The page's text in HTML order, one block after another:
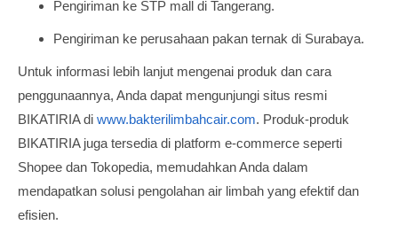
Pengiriman ke STP mall di Tangerang.
Pengiriman ke perusahaan pakan ternak di Surabaya.
Untuk informasi lebih lanjut mengenai produk dan cara
penggunaannya, Anda dapat mengunjungi situs resmi
BIKATIRIA di www.bakterilimbahcair.com. Produk-produk
BIKATIRIA juga tersedia di platform e-commerce seperti
Shopee dan Tokopedia, memudahkan Anda dalam
mendapatkan solusi pengolahan air limbah yang efektif dan
efisien.